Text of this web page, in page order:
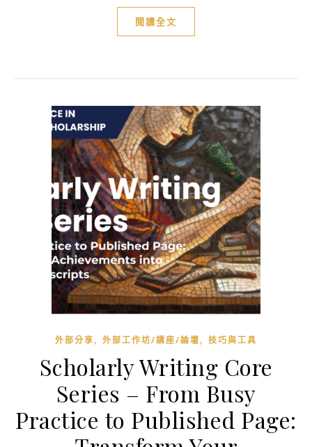
閱讀全文
外部分享, 外部工作坊/講座/論壇, 技巧與工具
Scholarly Writing Core
Series – From Busy
Practice to Published Page: